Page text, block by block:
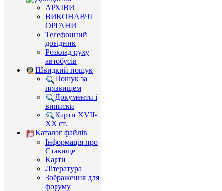
АРХІВИ
ВИКОНАВЧІ
ОРГАНИ
Телефонний
довідник
Розклад руху
автобусів
Швидкий пошук
Пошук за
прізвищем
Документи і
виписки
Карти XVII-
XX ст.
Каталог файлів
Інформація про
Ставище
Карти
Література
Зображення для
форуму